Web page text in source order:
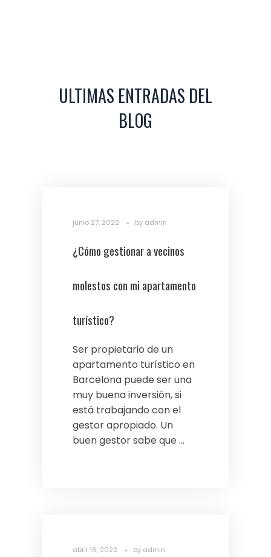
ULTIMAS ENTRADAS DEL
BLOG
junio 27, 2022 by admin
¿Cómo gestionar a vecinos
molestos con mi apartamento
turístico?
Ser propietario de un
apartamento turístico en
Barcelona puede ser una
muy buena inversión, si
está trabajando con el
gestor apropiado. Un
buen gestor sabe que ...
abril 16, 2022 by admin